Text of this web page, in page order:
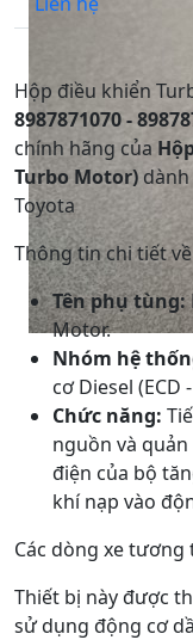
Hộp điều khiển
8987871070 -
chính hãng của
Turbo Motor)
Toyota
Thông tin chi tiết
Tên phụ tùng:
Motor.
Nhóm hệ
cơ Diesel
Chức năng:
nguồn và
điện của bộ
khí nạp vào
Các dòng xe tương
Thiết bị này được
sử dụng động cơ